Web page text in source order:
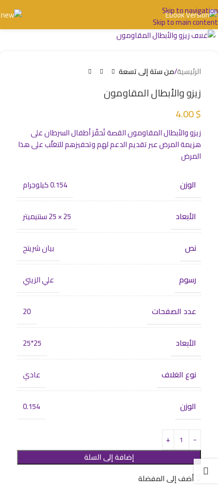
Skip to navigation
Skip to main content
اضغط للتكبير
الرئيسية من ستة إلى تسعة
زيزو والأبطال المقاومون
4.00$
زيزو والأبطال المقاومون القصة تُحفّز أطفال السرطان على
هزيمة المرض عبر تقديم الدعم لهم وتحفيزهم للتغلّب على هذا
المرض
الوزن 0.154 كيلوجرام
الأبعاد 25 × 25 سنتيميتر
نص بيان شريتح
رسوم علي الزيني
عدد الصفحات 20
الأبعاد 25*25
نوع الغلاف عادي
الوزن 0.154
إضافة إلى السلة
أضف إلى المفضلة